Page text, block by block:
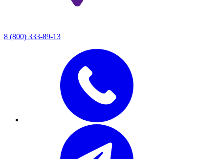
8 (800) 333-89-13